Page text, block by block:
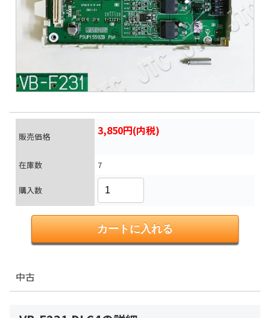
販売価格 3,850円(内税)
在庫数 7
購入数
中古